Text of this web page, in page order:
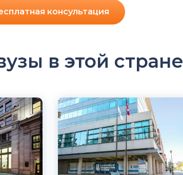
консультация
в этой стране
Английский
Ниагара-Фолс, Канада
Частный